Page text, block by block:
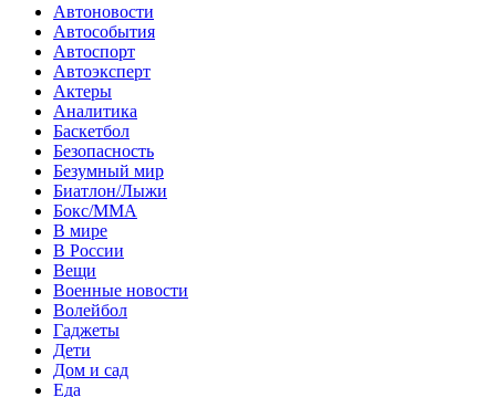
Автоновости
Автособытия
Автоспорт
Автоэксперт
Актеры
Аналитика
Баскетбол
Безопасность
Безумный мир
Биатлон/Лыжи
Бокс/MMA
В мире
В России
Вещи
Военные новости
Волейбол
Гаджеты
Дети
Дом и сад
Еда